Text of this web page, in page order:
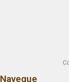
Navegue